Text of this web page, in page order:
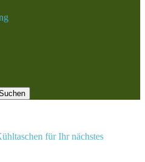
für Ihr nächstes